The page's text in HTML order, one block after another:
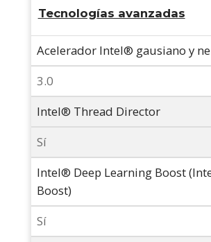
Tecnologías avanzadas
Acelerador Intel® gausiano y
3.0
Intel® Thread Director
Sí
Intel® Deep Learning Boost
Boost)
Sí